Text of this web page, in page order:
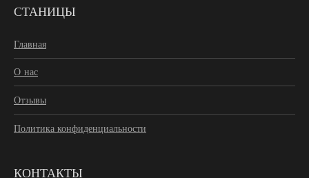
СТАНИЦЫ
Главная
О нас
Отзывы
Политика конфиденциальности
КОНТАКТЫ